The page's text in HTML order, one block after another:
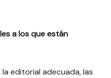
a los que están
editorial adecuada, las